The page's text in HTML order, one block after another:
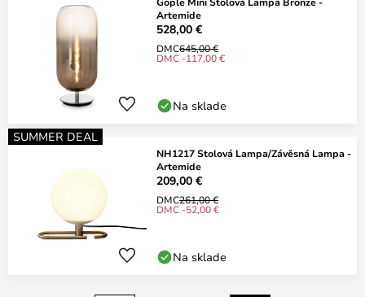
Artemide
528,00 €
DMC645,00 €
DMC -117,00 €
Na sklade
SUMMER DEAL
NH1217 Stolová Lampa/Závěsná Lampa -
Artemide
209,00 €
DMC261,00 €
DMC -52,00 €
Na sklade